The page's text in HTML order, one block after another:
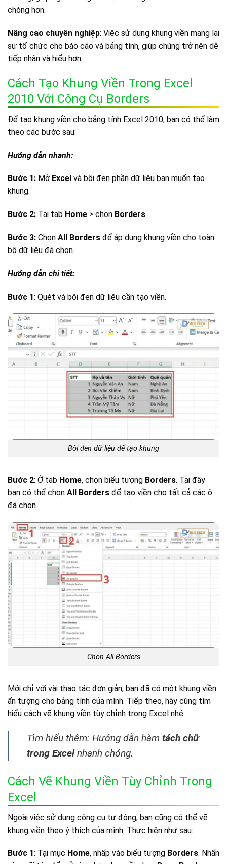
chóng hơn.
Nâng cao chuyên nghiệp: Việc sử dụng khung viền mang lại
sự tổ chức cho báo cáo và bảng tính, giúp chúng trở nên dễ
tiếp nhận và hiểu hơn.
Cách Tạo Khung Viền Trong Excel
2010 Với Công Cụ Borders
Để tạo khung viền cho bảng tính Excel 2010, bạn có thể làm
theo các bước sau:
Hướng dẫn nhanh:
Bước 1: Mở Excel và bôi đen phần dữ liệu bạn muốn tạo
khung.
Bước 2: Tại tab Home > chọn Borders.
Bước 3: Chọn All Borders để áp dụng khung viền cho toàn
bộ dữ liệu đã chọn.
Hướng dẫn chi tiết:
Bước 1: Quét và bôi đen dữ liệu cần tạo viền.
Bôi đen dữ liệu để tạo khung
Bước 2: Ở tab Home, chọn biểu tượng Borders. Tại đây
bạn có thể chọn All Borders để tạo viền cho tất cả các ô
đã chọn.
Chọn All Borders
Mới chỉ với vài thao tác đơn giản, bạn đã có một khung viền
ấn tượng cho bảng tính của mình. Tiếp theo, hãy cùng tìm
hiểu cách vẽ khung viền tùy chỉnh trong Excel nhé.
Tìm hiểu thêm: Hướng dẫn hàm tách chữ
trong Excelnhanh chóng.
Cách Vẽ Khung Viền Tùy Chỉnh Trong
Excel
Ngoài việc sử dụng công cụ tự động, bạn cũng có thể vẽ
khung viền theo ý thích của mình. Thực hiện như sau:
Bước 1: Tại mục Home, nhấp vào biểu tượng Borders. Nhấn